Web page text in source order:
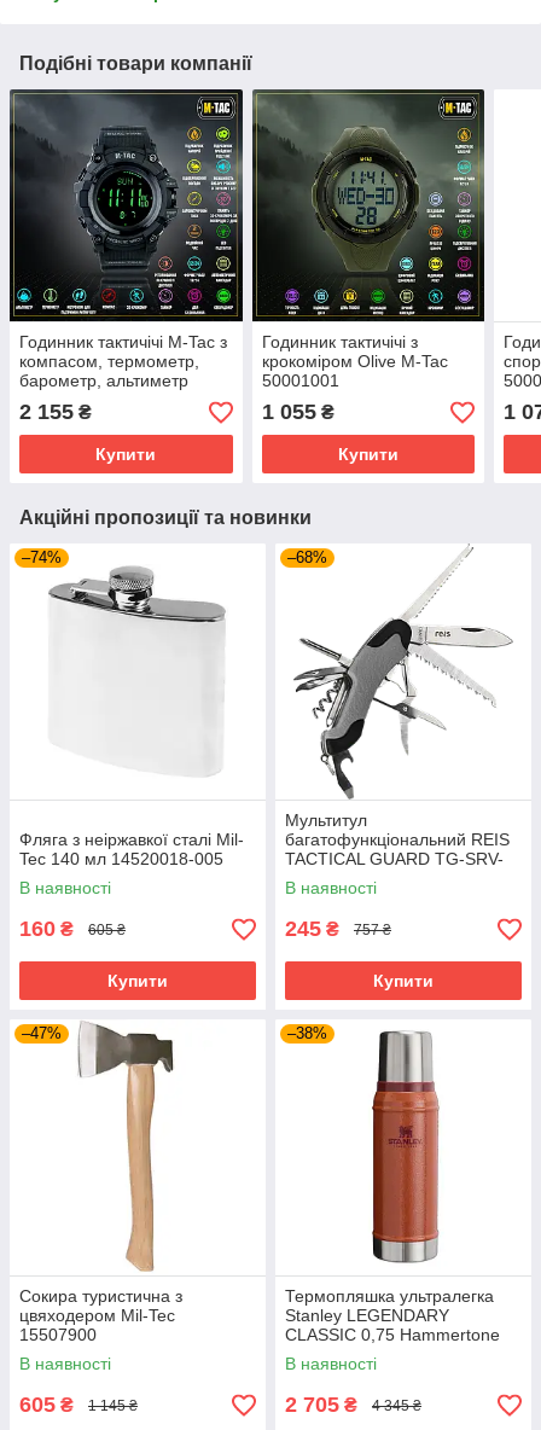
Подібні товари компанії
Годинник тактичічі M-Tac з
компасом, термометр,
барометр, альтиметр
Black 50005002
2 155 ₴
Купити
Годинник тактичічі з
крокоміром Olive M-Tac
50001001
1 055₴
Купити
1
Акційні пропозиції та новинки
–74%
Фляга з неіржавкої сталі Mil-
Tec 140 мл 14520018-005
В наявності
160 ₴ 605 ₴
Купити
–68%
Мультитул
багатофункціональний REIS
TACTICAL GUARD TG-SRV-
MFKP-R SB сіро-чорний
В наявності
245 ₴ 757 ₴
Купити
–47%
Сокира туристична з
цвяходером Mil-Tec
15507900
В наявності
605 ₴ 1 145 ₴
–38%
Термопляшка ультралегка
Stanley LEGENDARY
CLASSIC 0,75 Hammertone
Clay 10-01612-065
В наявності
2 705 ₴ 4 345 ₴